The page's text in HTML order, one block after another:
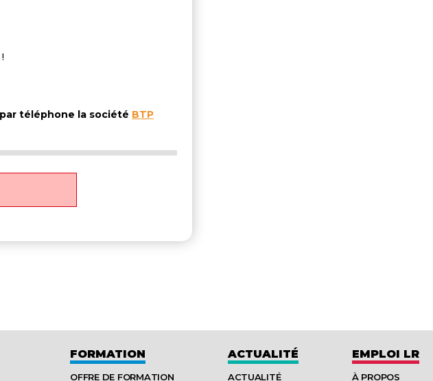
téléphone la société BTP
FORMATION
OFFRE DE FORMATION
ACTUALITÉ
ACTUALITÉ
EMPLOI LR
À PROPOS